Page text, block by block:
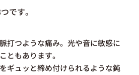
です。
打つような痛み。光や音に敏感に
ともあります。
ギュッと締め付けられるような鈍